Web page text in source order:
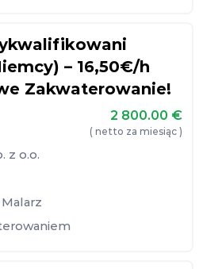
– 16,50€/h
Zakwaterowanie!
2 800.00 €
( netto za miesiąc )
z o.o.
Malarz